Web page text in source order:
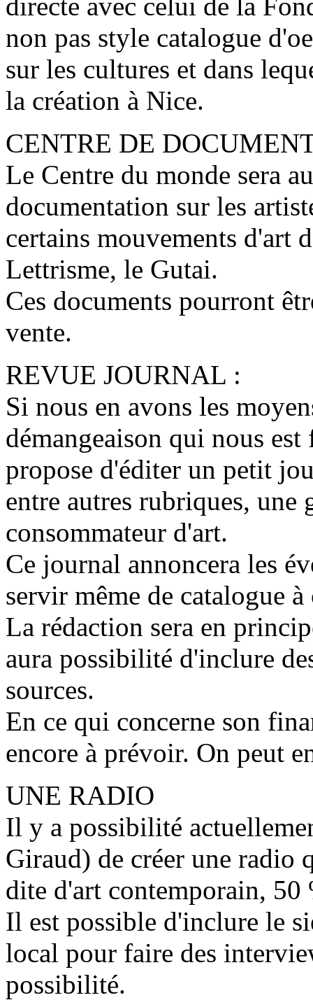
non pas style catalogue
sur les cultures et dans
la création à Nice.
CENTRE DE
Le Centre du monde sera
documentation sur les
certains mouvements d'art
Lettrisme, le Gutai.
Ces documents pourront
vente.
REVUE JOURNAL :
Si nous en avons les
démangeaison qui nous
propose d'éditer un petit
entre autres rubriques, une
consommateur d'art.
Ce journal annoncera les
servir même de catalogue
La rédaction sera en
aura possibilité d'inclure
sources.
En ce qui concerne son
encore à prévoir. On peut
UNE RADIO
Il y a possibilité
Giraud) de créer une radio
dite d'art contemporain,
Il est possible d'inclure le
local pour faire des
possibilité.